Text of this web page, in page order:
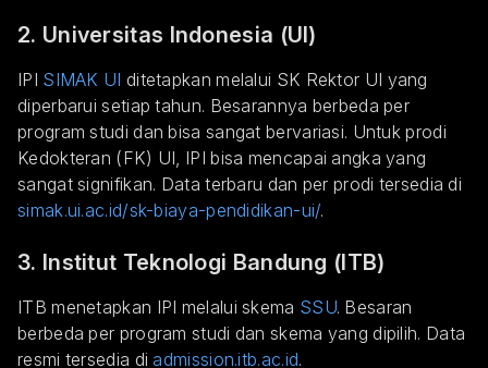
2. Universitas Indonesia (UI)
IPI SIMAK UI ditetapkan melalui SK Rektor UI yang
diperbarui setiap tahun. Besarannya berbeda per
program studi dan bisa sangat bervariasi. Untuk prodi
Kedokteran (FK) UI, IPI bisa mencapai angka yang
sangat signifikan. Data terbaru dan per prodi tersedia di
simak.ui.ac.id/sk-biaya-pendidikan-ui/.
3. Institut Teknologi Bandung (ITB)
ITB menetapkan IPI melalui skema SSU. Besaran
berbeda per program studi dan skema yang dipilih. Data
resmi tersedia di admission.itb.ac.id.